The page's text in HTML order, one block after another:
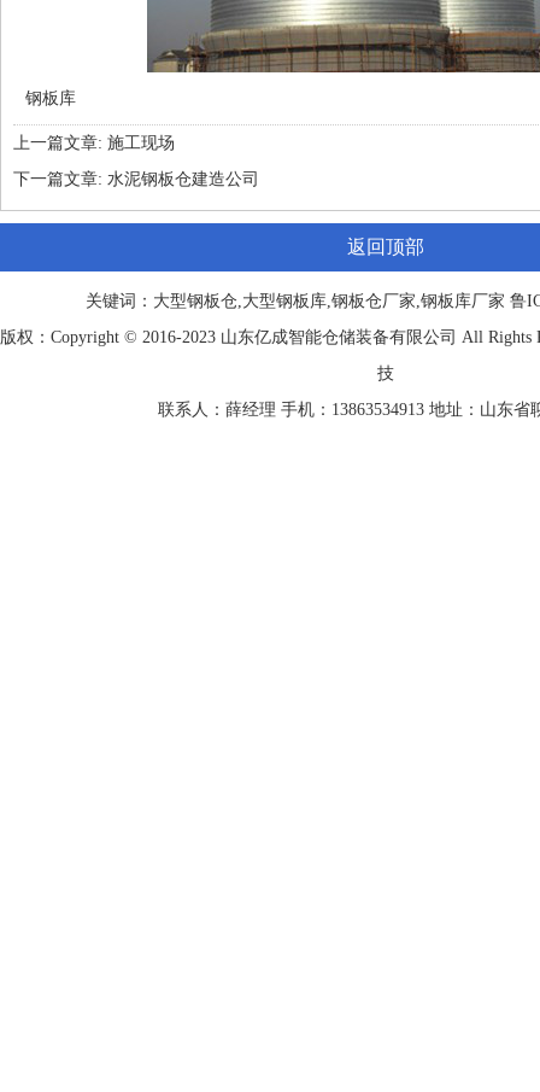
钢板库
上一篇文章: 施工现场
下一篇文章: 水泥钢板仓建造公司
返回顶部
关键词：大型钢板仓,大型钢板库,钢板仓厂家,钢板库厂家 鲁
版权：Copyright © 2016-2023 山东亿成智能仓储装备有限公司 All Rights
技
联系人：薛经理 手机：13863534913 地址：山东省